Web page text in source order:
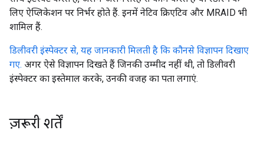
लिए ऐप्लिकेशन पर निर्भर होते हैं. इनमें नेटिव क्रिएटिव और MRAID भी
शामिल हैं.
डिलीवरी इंस्पेक्टर से, यह जानकारी मिलती है कि कौनसे विज्ञापन दिखाए
गए. अगर ऐसे विज्ञापन दिखते हैं जिनकी उम्मीद नहीं थी, तो डिलीवरी
इंस्पेक्टर का इस्तेमाल करके, उनकी वजह का पता लगाएं.
ज़रूरी शर्तें